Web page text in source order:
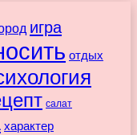
игра
отдых
салат
характер